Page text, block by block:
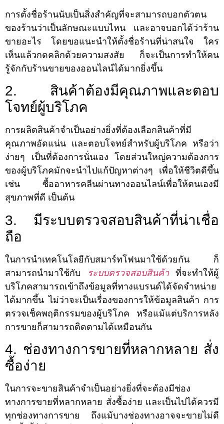
การตั้งชื่อร้านนับเป็นสิ่งสำคัญที่จะสามารถบอกตัวตน
ของร้านว่าเป็นลักษณะแบบไหน และอาจบอกได้ว่าร้าน
ขายอะไร โดยขอแนะนำให้ตั้งชื่อร้านที่น่าสนใจ ใคร
เห็นแล้วกดคลิกด้วยความสงสัย ก็จะเป็นการทำให้คน
รู้จักกับร้านขายของออนไลน์ได้มากยิ่งขึ้น
2. สินค้าต้องมีคุณภาพและตอบ
โจทย์ผู้บริโภค
การผลิตสินค้าจำเป็นอย่างยิ่งที่ต้องเลือกสินค้าที่มี
คุณภาพอัดแน่น และตอบโจทย์สำหรับผู้บริโภค หรือว่า
ง่ายๆ เป็นที่ต้องการนั่นเอง โดยส่วนใหญ่ความต้องการ
ของผู้บริโภคมักจะนำไปแก้ปัญหาต่างๆ เพื่อให้ชีวิตดีขึ้น
เช่น ซื้ออาหารคลีนผ่านทางออนไลน์เพื่อให้ตนเองมี
สุขภาพที่ดี เป็นต้น
3. มีระบบตรวจสอบสินค้าที่น่าเชื่อ
ถือ
ในการนำเทคโนโลยีกับสมาร์ทโฟนมาใช้ด้วยกัน ก็
สามารถนำมาใช้กับ
ระบบตรวจสอบสินค้าที่จะทำให้ผู้
บริโภคสามารถเข้าถึงข้อมูลที่ทางแบรนด์ได้จัดจำหน่าย
ได้มากขึ้น ไม่ว่าจะเป็นเรื่องของการให้ข้อมูลสินค้า การ
ตรวจเช็คพฤติกรรมของผู้บริโภค หรือแม้แต่บริการหลัง
การขายก็สามารถติดตามได้เหมือนกัน
4. ช่องทางการขายที่หลากหลาย สั่ง
ซื้อง่าย
ในการจะขายสินค้าจำเป็นอย่างยิ่งที่จะต้องมีช่อง
ทางการขายที่หลากหลาย สั่งซื้อง่าย และเป็นไปได้ควรมี
ทุกช่องทางการขาย ถึงแม้บางช่องทางอาจจะขายไม่ดี